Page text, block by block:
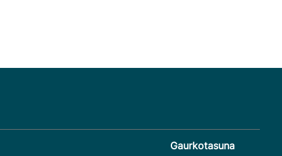
Gaurkotasuna